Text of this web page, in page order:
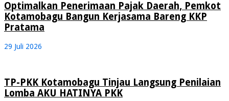
Optimalkan Penerimaan Pajak Daerah, Pemkot
Kotamobagu Bangun Kerjasama Bareng KKP
Pratama
29 Juli 2026
TP-PKK Kotamobagu Tinjau Langsung Penilaian
Lomba AKU HATINYA PKK